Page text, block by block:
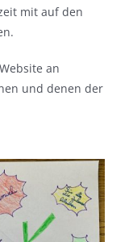
mit auf den
an
und denen der